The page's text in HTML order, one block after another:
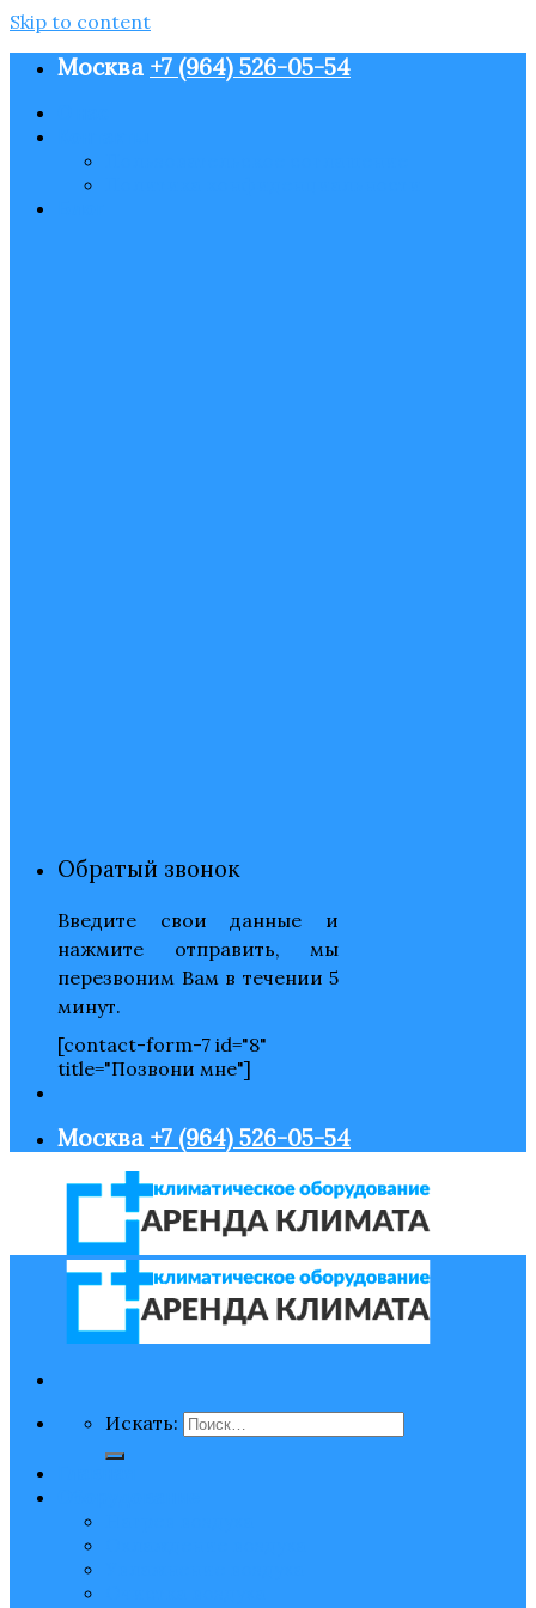
Skip to content
Москва +7 (964) 526-05-54
Обратый звонок
Введите свои данные и
нажмите отправить, мы
перезвоним Вам в течении 5
минут.
[contact-form-7 id="8"
title="Позвони мне"]
Москва +7 (964) 526-05-54
Искать: